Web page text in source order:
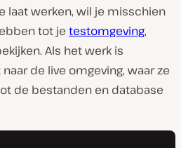
laat werken, wil je misschien
tot je testomgeving,
Als het werk is
de live omgeving, waar ze
de bestanden en database